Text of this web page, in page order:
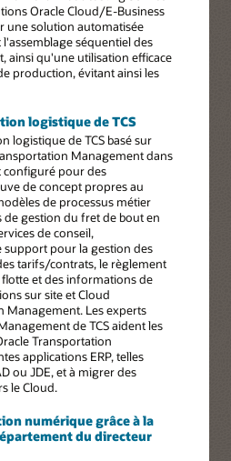
Oracle Cloud/E-Business
une solution automatisée
séquentiel des
ainsi qu'une utilisation efficace
production, évitant ainsi les
logistique de TCS
logistique de TCS basé sur
Management dans
configuré pour des
de concept propres au
de processus métier
de gestion du fret de bout en
de conseil,
pour la gestion des
tarifs/contrats, le règlement
et des informations de
sur site et Cloud
Management. Les experts
de TCS aident les
Transportation
applications ERP, telles
ou JDE, et à migrer des
le Cloud.
numérique grâce à la
du directeur